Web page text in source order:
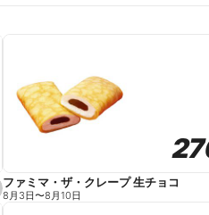
ファミマ・ザ・クレープ 生チョコ
8月3日〜8月10日